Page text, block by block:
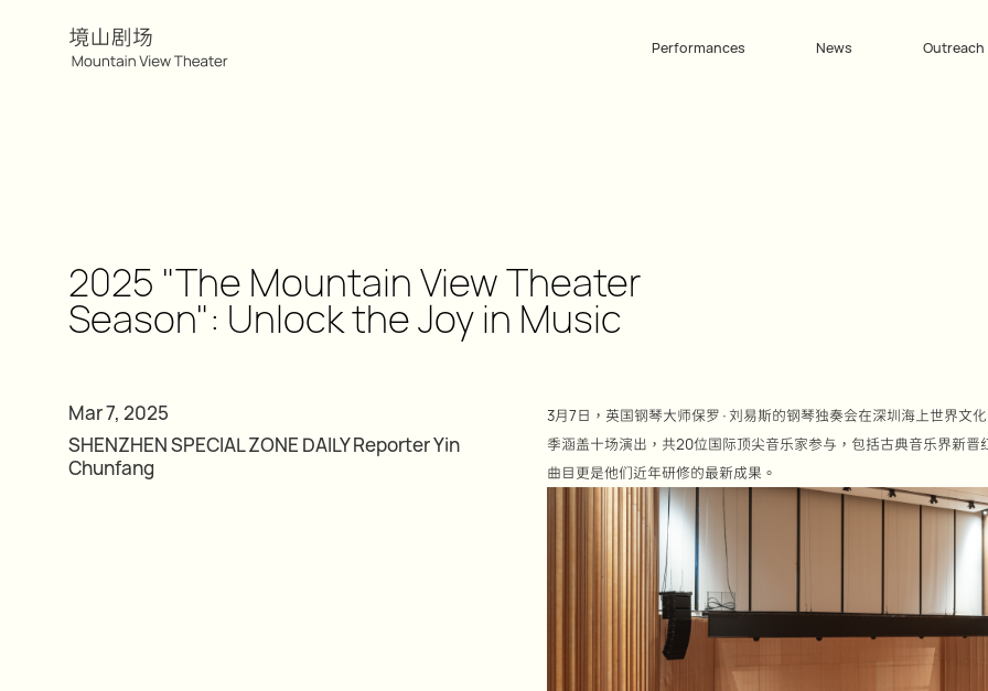
Performances News Outreach
2025 "The Mountain View Theater
Season": Unlock the Joy in Music
Mar 7, 2025
SHENZHEN SPECIAL ZONE DAILY Reporter Yin
Chunfang
3月7日，英国钢琴大师保罗·刘易斯的钢琴独奏会在深圳海上世界文
季涵盖十场演出，共20位国际顶尖音乐家参与，包括古典音乐界新
曲目更是他们近年研修的最新成果。